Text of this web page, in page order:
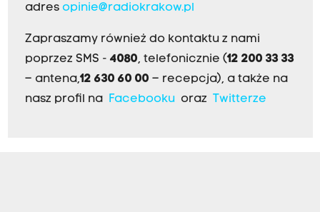
adres opinie@radiokrakow.pl
Zapraszamy również do kontaktu z nami
poprzez SMS - 4080, telefonicznie (12 200 33 33
– antena,12 630 60 00 – recepcja), a także na
nasz profil na
Facebookuoraz Twitterze